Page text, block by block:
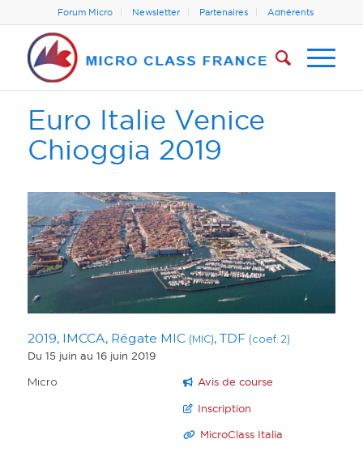
Forum Micro Newsletter Partenaires Adhérents
Euro Italie Venice
Chioggia 2019
2019, IMCCA, Régate MIC (MIC), TDF (coef. 2)
Du 15 juin au 16 juin 2019
Micro Avis de course
Inscription
MicroClass Italia